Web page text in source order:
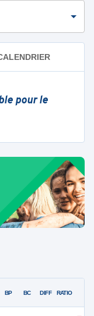
pour le
BP BC DIFF RATIO